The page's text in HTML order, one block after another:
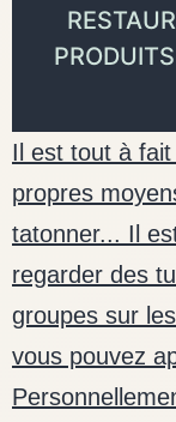
Il est tout à
propres
tatonner... Il
regarder des
groupes sur
vous pouvez